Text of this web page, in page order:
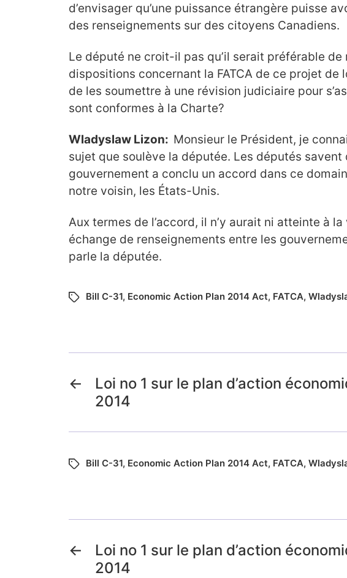
d’envisager qu’une puissance étrangère puisse
des renseignements sur des citoyens Canadiens.
Le député ne croit-il pas qu’il serait préférable de
dispositions concernant la FATCA de ce projet de
de les soumettre à une révision judiciaire pour
sont conformes à la Charte?
Wladyslaw Lizon: Monsieur le Président, je
sujet que soulève la députée. Les députés savent
gouvernement a conclu un accord dans ce
notre voisin, les États-Unis.
Aux termes de l’accord, il n’y aurait ni atteinte à
échange de renseignements entre les
parle la députée.
Bill C-31, Economic Action Plan 2014 Act, FATCA,
←
Loi no 1 sur le plan d’action
2014
Bill C-31, Economic Action Plan 2014 Act, FATCA,
←
Loi no 1 sur le plan d’action
2014